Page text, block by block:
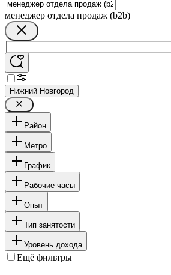
менеджер отдела продаж (b2b)
Нижний Новгород
Район
Метро
График
Рабочие часы
Опыт
Тип занятости
Уровень дохода
Ещё фильтры